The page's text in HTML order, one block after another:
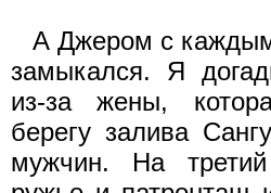
А Джером с
замыкался. Я
из-за жены,
берегу залива
мужчин. На